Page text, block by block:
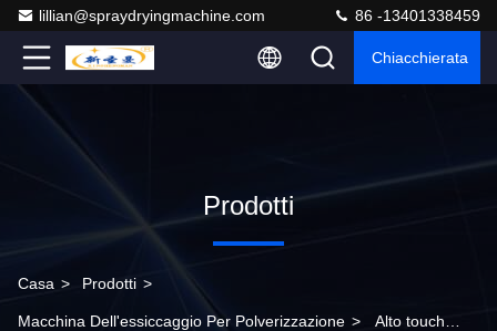
lillian@spraydryingmachine.com 86 -13401338459
Chiacchierata
Prodotti
Casa > Prodotti >
Macchina Dell'essiccaggio Per Polverizzazione > Alto touch